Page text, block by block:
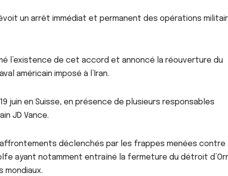
un arrêt immédiat et permanent des opérations
l’existence de cet accord et annoncé la réouverture du
américain imposé à l’Iran.
juin en Suisse, en présence de plusieurs responsables
JD Vance.
déclenchés par les frappes menées contre
ayant notamment entraîné la fermeture du détroit
mondiaux.​​​​​​​
vue dans le cadre
autres